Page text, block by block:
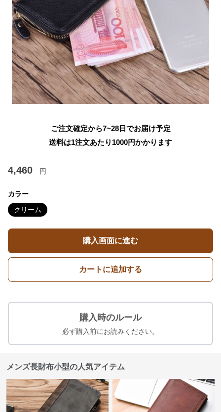
ご注文確定から7~28日でお届け予定
送料は1注文あたり 1000円かかります
4,460 円
カラー
クリーム
購入画面に進む
カートに追加する
購入時のルール
必ず購入前にお読みください。
メンズ長財布小型の人気アイテム